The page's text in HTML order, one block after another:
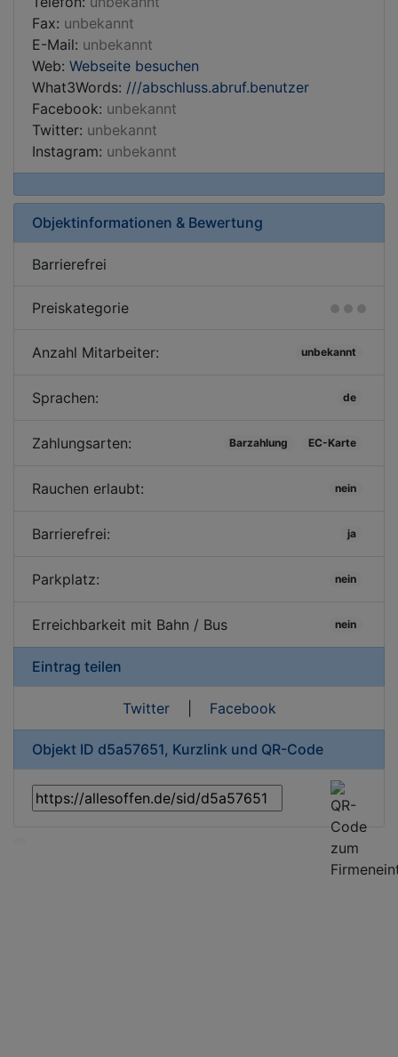
Fax: unbekannt
E-Mail: unbekannt
Web: Webseite besuchen
What3Words: ///abschluss.abruf.benutzer
Facebook: unbekannt
Twitter: unbekannt
Instagram: unbekannt
Objektinformationen & Bewertung
Barrierefrei
Preiskategorie
Anzahl Mitarbeiter: unbekannt
Sprachen: de
Zahlungsarten: Barzahlung EC-Karte
Rauchen erlaubt: nein
Barrierefrei: ja
Parkplatz: nein
Erreichbarkeit mit Bahn / Bus nein
Eintrag teilen
Twitter| Facebook
Objekt ID d5a57651, Kurzlink und QR-Code